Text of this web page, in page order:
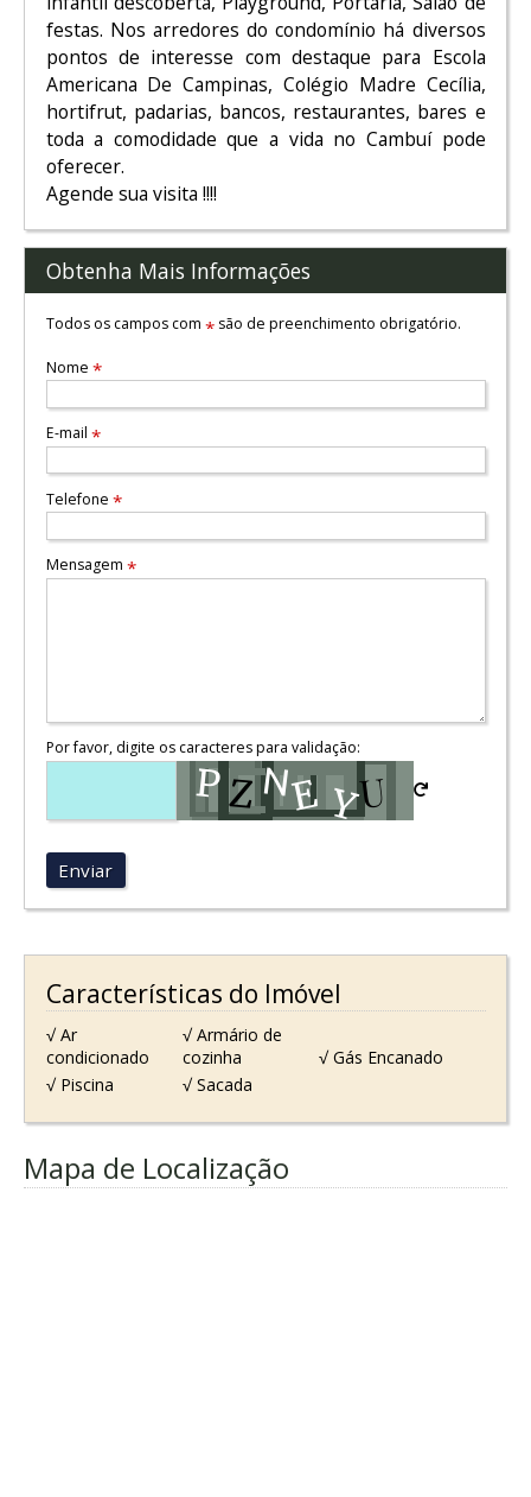
festas. Nos arredores do condomínio há diversos
pontos de interesse com destaque para Escola
Americana De Campinas, Colégio Madre Cecília,
hortifrut, padarias, bancos, restaurantes, bares e
toda a comodidade que a vida no Cambuí pode
oferecer.
Agende sua visita !!!!
Obtenha Mais Informações
Todos os campos com *são de preenchimento obrigatório.
Nome *
E-mail *
Telefone *
Mensagem *
Por favor, digite os caracteres para validação:
Enviar
Características do Imóvel
√ Ar
condicionado
√ Armário de
cozinha
√ Gás Encanado
√ Piscina
√ Sacada
Mapa de Localização